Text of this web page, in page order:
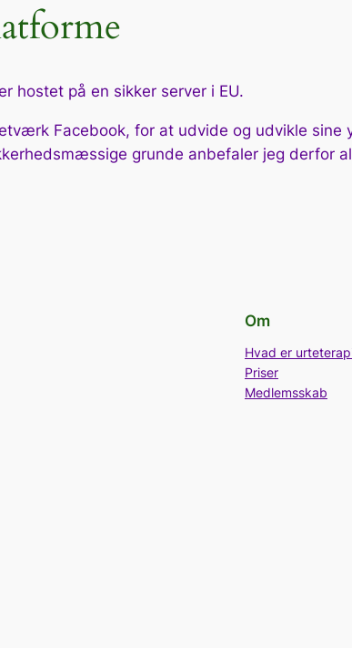
hostet på en sikker server i EU.
Facebook, for at udvide og udvikle sine
grunde anbefaler jeg derfor
Om
Hvad er
Priser
Medlemsskab